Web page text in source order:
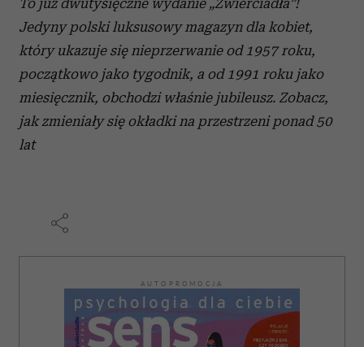
To już dwutysięczne wydanie „Zwierciadła”!
Jedyny polski luksusowy magazyn dla kobiet,
który ukazuje się nieprzerwanie od 1957 roku,
początkowo jako tygodnik, a od 1991 roku jako
miesięcznik, obchodzi właśnie jubileusz. Zobacz,
jak zmieniały się okładki na przestrzeni ponad 50
lat
AUTOPROMOCJA